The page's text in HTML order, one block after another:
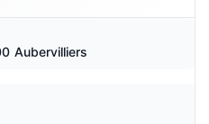
Aubervilliers